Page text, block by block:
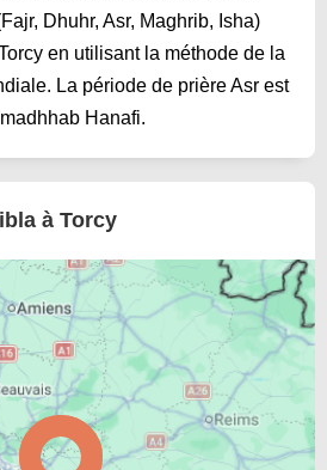
Dhuhr, Asr, Maghrib, Isha)
en utilisant la méthode de la
La période de prière Asr est
Hanafi.
à Torcy